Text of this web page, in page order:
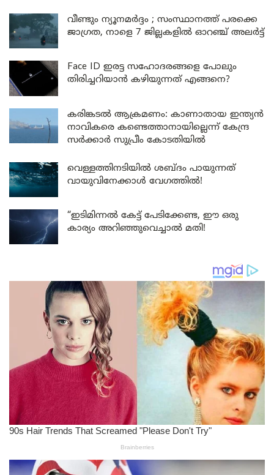
വീണ്ടും ന്യൂനമർദ്ദം ; സംസ്ഥാനത്ത് പരക്കെ
ജാഗ്രത, നാളെ 7 ജില്ലകളിൽ ഓറഞ്ച് അലർട്ട്
Face ID ഇരട്ട സഹോദരങ്ങളെ പോലും
തിരിച്ചറിയാൻ കഴിയുന്നത് എങ്ങനെ?
കരിങ്കടൽ ആക്രമണം: കാണാതായ ഇന്ത്യൻ
നാവികരെ കണ്ടെത്താനായില്ലെന്ന് കേന്ദ്ര
സർക്കാർ സുപ്രീം കോടതിയിൽ
വെള്ളത്തിനടിയിൽ ശബ്ദം പായുന്നത്
വായുവിനേക്കാൾ വേഗത്തിൽ!
“ഇടിമിന്നൽ കേട്ട് പേടിക്കേണ്ട, ഈ ഒരു
കാര്യം അറിഞ്ഞുവെച്ചാൽ മതി!